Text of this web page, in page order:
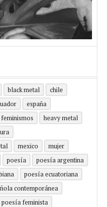
black metal
chile
españa
feminismos
heavy metal
mexico
mujer
poesía
poesía argentina
poesía ecuatoriana
contemporánea
poesía feminista